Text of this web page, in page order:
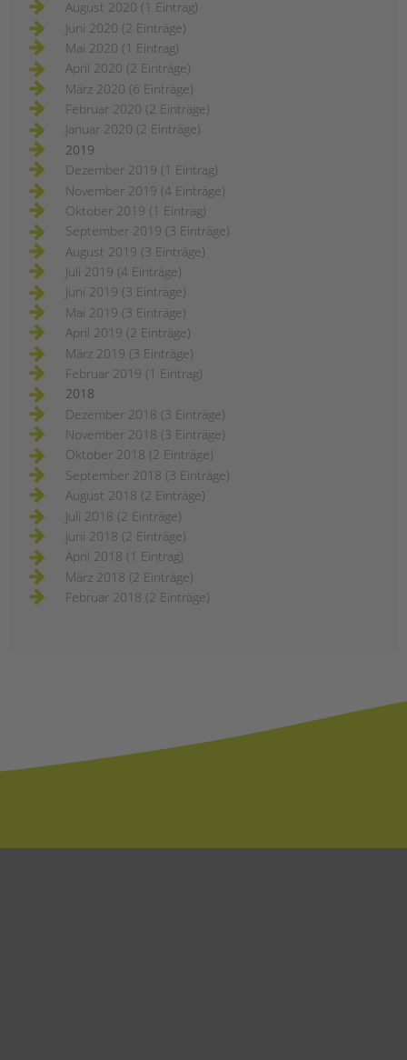
August 2020 (1 Eintrag)
Juni 2020 (2 Einträge)
Mai 2020 (1 Eintrag)
April 2020 (2 Einträge)
März 2020 (6 Einträge)
Februar 2020 (2 Einträge)
Januar 2020 (2 Einträge)
2019
Dezember 2019 (1 Eintrag)
November 2019 (4 Einträge)
Oktober 2019 (1 Eintrag)
September 2019 (3 Einträge)
August 2019 (3 Einträge)
Juli 2019 (4 Einträge)
Juni 2019 (3 Einträge)
Mai 2019 (3 Einträge)
April 2019 (2 Einträge)
März 2019 (3 Einträge)
Februar 2019 (1 Eintrag)
2018
Dezember 2018 (3 Einträge)
November 2018 (3 Einträge)
Oktober 2018 (2 Einträge)
September 2018 (3 Einträge)
August 2018 (2 Einträge)
Juli 2018 (2 Einträge)
Juni 2018 (2 Einträge)
April 2018 (1 Eintrag)
März 2018 (2 Einträge)
Februar 2018 (2 Einträge)